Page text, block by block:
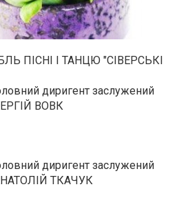
ПІСНІ І ТАНЦЮ "СІВЕРСЬКІ
диригент заслужений
ВОВК
диригент заслужений
ТКАЧУК